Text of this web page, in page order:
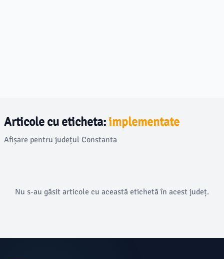
Articole cu eticheta:implementate
Afișare pentru județul Constanta
Nu s-au găsit articole cu această etichetă în acest județ.